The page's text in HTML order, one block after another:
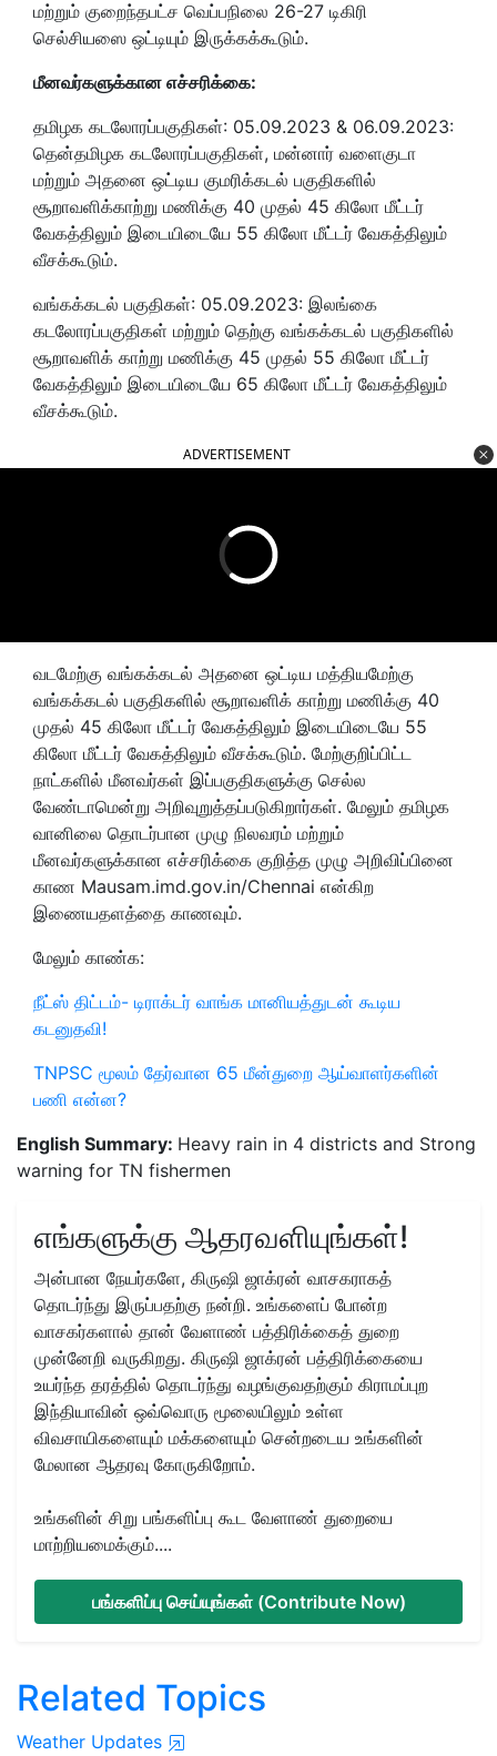
மற்றும் குறைந்தபட்ச வெப்பநிலை 26-27 டிகிரி
செல்சியஸை ஒட்டியும் இருக்கக்கூடும்.
மீனவர்களுக்கான எச்சரிக்கை:
தமிழக கடலோரப்பகுதிகள்: 05.09.2023 & 06.09.2023:
தென்தமிழக கடலோரப்பகுதிகள், மன்னார் வளைகுடா
மற்றும் அதனை ஒட்டிய குமரிக்கடல் பகுதிகளில்
சூறாவளிக்காற்று மணிக்கு 40 முதல் 45 கிலோ மீட்டர்
வேகத்திலும் இடையிடையே 55 கிலோ மீட்டர் வேகத்திலும்
வீசக்கூடும்.
வங்கக்கடல் பகுதிகள்: 05.09.2023: இலங்கை
கடலோரப்பகுதிகள் மற்றும் தெற்கு வங்கக்கடல் பகுதிகளில்
சூறாவளிக் காற்று மணிக்கு 45 முதல் 55 கிலோ மீட்டர்
வேகத்திலும் இடையிடையே 65 கிலோ மீட்டர் வேகத்திலும்
வீசக்கூடும்.
ADVERTISEMENT
வடமேற்கு வங்கக்கடல் அதனை ஒட்டிய மத்தியமேற்கு
வங்கக்கடல் பகுதிகளில் சூறாவளிக் காற்று மணிக்கு 40
முதல் 45 கிலோ மீட்டர் வேகத்திலும் இடையிடையே 55
கிலோ மீட்டர் வேகத்திலும் வீசக்கூடும். மேற்குறிப்பிட்ட
நாட்களில் மீனவர்கள் இப்பகுதிகளுக்கு செல்ல
வேண்டாமென்று அறிவுறுத்தப்படுகிறார்கள். மேலும் தமிழக
வானிலை தொடர்பான முழு நிலவரம் மற்றும்
மீனவர்களுக்கான எச்சரிக்கை குறித்த முழு அறிவிப்பினை
காண Mausam.imd.gov.in/Chennai என்கிற
இணையதளத்தை காணவும்.
மேலும் காண்க:
நீட்ஸ் திட்டம்- டிராக்டர் வாங்க மானியத்துடன் கூடிய
கடனுதவி!
TNPSC மூலம் தேர்வான 65 மீன்துறை ஆய்வாளர்களின்
பணி என்ன?
English Summary: Heavy rain in 4 districts and Strong
warning for TN fishermen
எங்களுக்கு ஆதரவளியுங்கள்!
அன்பான நேயர்களே, கிருஷி ஜாக்ரன் வாசகராகத்
தொடர்ந்து இருப்பதற்கு நன்றி. உங்களைப் போன்ற
வாசகர்களால் தான் வேளாண் பத்திரிக்கைத் துறை
முன்னேறி வருகிறது. கிருஷி ஜாக்ரன் பத்திரிக்கையை
உயர்ந்த தரத்தில் தொடர்ந்து வழங்குவதற்கும் கிராமப்புற
இந்தியாவின் ஒவ்வொரு மூலையிலும் உள்ள
விவசாயிகளையும் மக்களையும் சென்றடைய உங்களின்
மேலான ஆதரவு கோருகிறோம்.
உங்களின் சிறு பங்களிப்பு கூட வேளாண் துறையை
மாற்றியமைக்கும்....
பங்களிப்பு செய்யுங்கள் (Contribute Now)
Related Topics
Weather Updates